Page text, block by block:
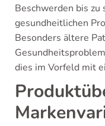
Beschwerden bis
gesundheitlichen
Besonders ältere
dies im Vorfeld mit